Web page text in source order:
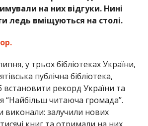
на них відгуки. Нині
ледь вміщуються на столі.
у трьох бібліотеках України,
публічна бібліотека,
встановити рекорд України та
“Найбільш читаюча громада”.
виконали: залучили нових